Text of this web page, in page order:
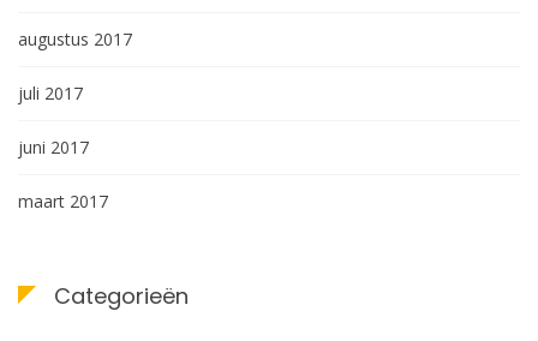
augustus 2017
juli 2017
juni 2017
maart 2017
Categorieën